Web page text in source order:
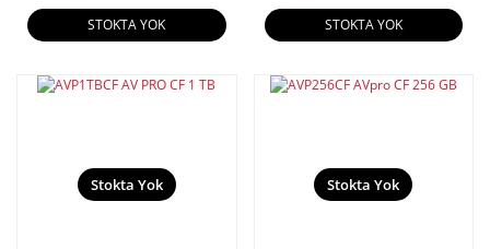
STOKTA YOK STOKTA YOK
Stokta Yok Stokta Yok